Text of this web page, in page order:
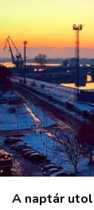
A naptár